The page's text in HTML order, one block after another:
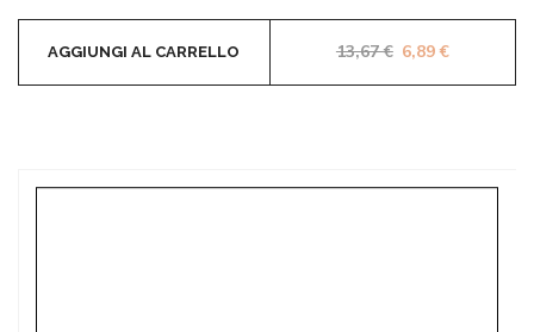
13,67€ Il prezzo
6,89€Il prezzo
AGGIUNGI AL CARRELLO